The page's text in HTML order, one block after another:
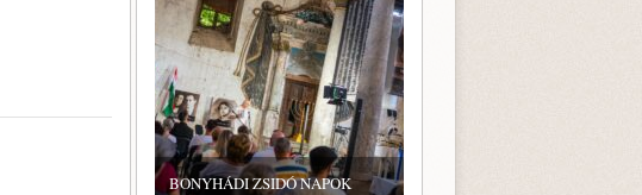
BONYHÁDI ZSIDÓ NAPOK